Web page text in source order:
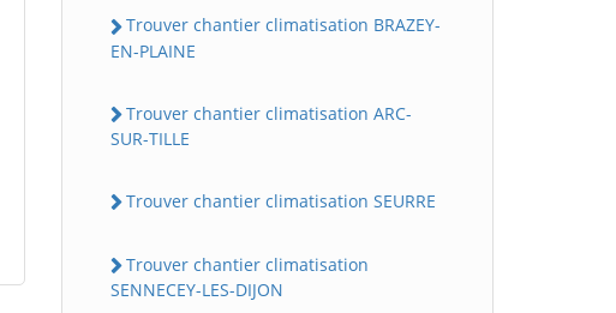
Trouver chantier climatisation BRAZEY-
EN-PLAINE
Trouver chantier climatisation ARC-
SUR-TILLE
Trouver chantier climatisation SEURRE
Trouver chantier climatisation
SENNECEY-LES-DIJON